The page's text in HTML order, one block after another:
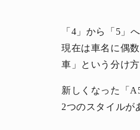
「4」から「5」
現在は車名に偶
車」という分け
新しくなった「
2つのスタイルが